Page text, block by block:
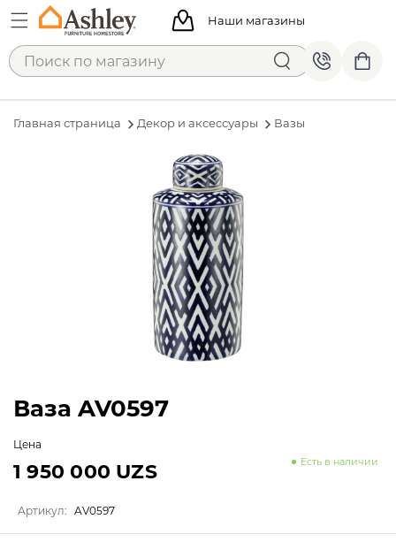
Наши магазины
Главная страница Декор и аксессуары Вазы
Ваза AV0597
Цена
Есть в наличии
1 950 000 UZS
Артикул: AV0597